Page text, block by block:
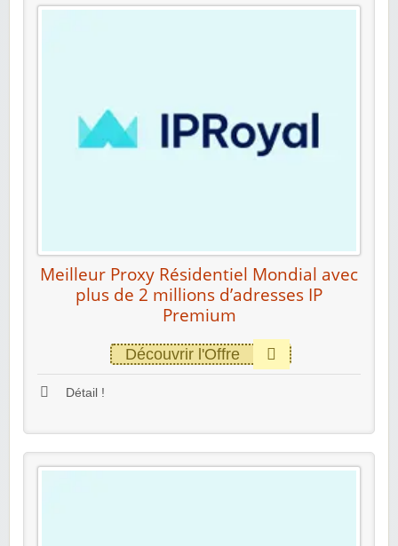
Meilleur Proxy Résidentiel Mondial avec
plus de 2 millions d’adresses IP
Premium
Découvrir l'Offre
Détail !